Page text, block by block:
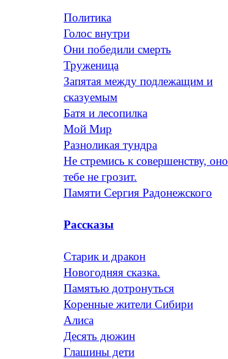
Политика
Голос внутри
Они победили смерть
Труженица
Запятая между подлежащим и
сказуемым
Батя и лесопилка
Мой Мир
Разноликая тундра
Не стремись к совершенству, оно
тебе не грозит.
Памяти Сергия Радонежского
Рассказы
Старик и дракон
Новогодняя сказка.
Памятью дотронуться
Коренные жители Сибири
Алиса
Десять дюжин
Глашины дети